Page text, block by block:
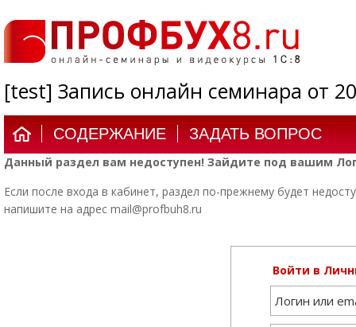
[test] Запись онлайн семинара от
СОДЕРЖАНИЕ ЗАДАТЬ ВОПРОС
Данный раздел вам недоступен! Зайдите под вашим
Если после входа в кабинет, раздел по-прежнему будет
напишите на адрес mail@profbuh8.ru
Войти в